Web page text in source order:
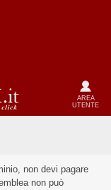
AREA
UTENTE
non devi pagare
non può